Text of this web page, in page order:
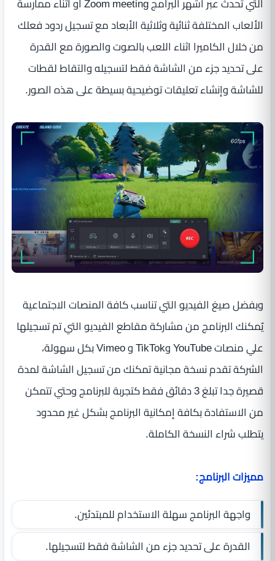
الألعاب المختلفة ثنائية وثلاثية الأبعاد مع تسجيل ردود فعلك
من خلال الكاميرا اثناء اللعب بالصوت والصورة مع القدرة
على تحديد جزء من الشاشة فقط لتسجيله والتقاط لقطات
للشاشة وإنشاء تعليقات توضيحية بسيطة على هذه الصور.
وبفضل صيغ الفيديو التي تناسب كافة المنصات الاجتماعية
يٌمكنك البرنامج من مشاركة مقاطع الفيديو التي تم تسجيلها
علي منصات YouTube وTikTok و Vimeo بكل سهولة،
الشركة تقدم نسخة مجانية تمكنك من تسجيل الشاشة لمدة
قصيرة جدا تبلغ 3 دقائق فقط كتجربة للبرنامج وحتي تتمكن
من الاستفادة بكافة إمكانية البرنامج بشكل غير محدود
يتطلب شراء النسخة الكاملة.
مميزات البرنامج:
واجهة البرنامج سهلة الاستخدام للمبتدئين.
القدرة على تحديد جزء من الشاشة فقط لتسجيلها.